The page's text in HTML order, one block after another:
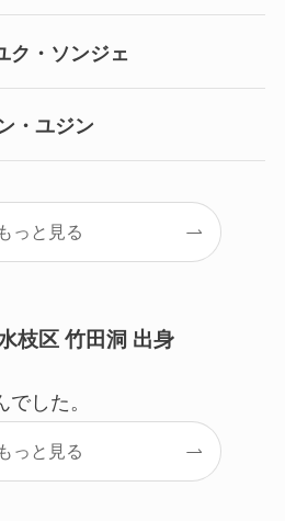
ク・ソンジェ
・ユジン
もっと見る
枝区 竹田洞 出身
した。
もっと見る